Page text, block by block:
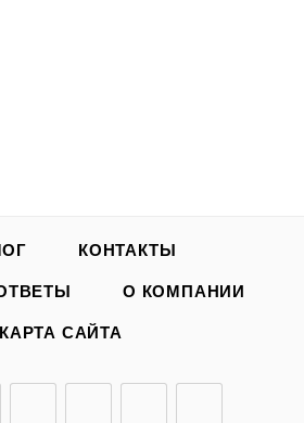
КОНТАКТЫ
О КОМПАНИИ
КАРТА САЙТА